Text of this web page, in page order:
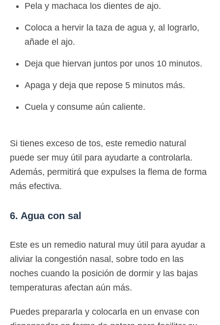
Pela y machaca los dientes de ajo.
Coloca a hervir la taza de agua y, al lograrlo,
añade el ajo.
Deja que hiervan juntos por unos 10 minutos.
Apaga y deja que repose 5 minutos más.
Cuela y consume aún caliente.
Si tienes exceso de tos, este remedio natural
puede ser muy útil para ayudarte a controlarla.
Además, permitirá que expulses la flema de forma
más efectiva.
6. Agua con sal
Este es un remedio natural muy útil para ayudar a
aliviar la congestión nasal, sobre todo en las
noches cuando la posición de dormir y las bajas
temperaturas afectan aún más.
Puedes prepararla y colocarla en un envase con